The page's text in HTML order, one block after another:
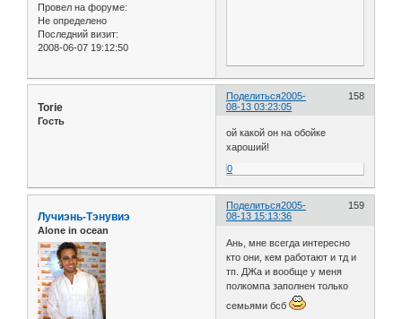
Провел на форуме:
Не определено
Последний визит:
2008-06-07 19:12:50
Поделиться 158
2005-
08-13 03:23:05
Torie
Гость
ой какой он на обойке
хароший!
0
Поделиться 159
2005-
08-13 15:13:36
Лучиэнь-Тэнувиэ
Alone in ocean
Ань, мне всегда интересно
кто они, кем работают и тд и
тп. ДЖа и вообще у меня
полкомпа заполнен только
семьями бсб